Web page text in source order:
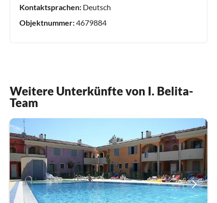
Kontaktsprachen: Deutsch
Objektnummer:4679884
Weitere Unterkünfte von I. Belita-
Team